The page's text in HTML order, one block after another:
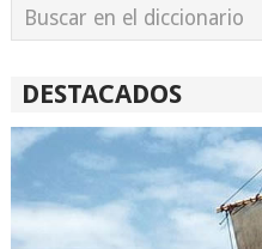
DESTACADOS